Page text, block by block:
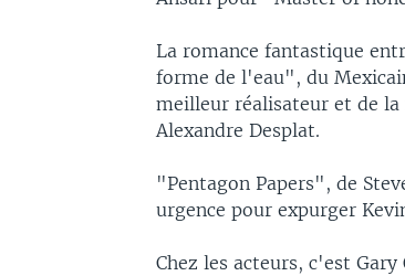
La romance fantastique
forme de l'eau", du
meilleur réalisateur et de
Alexandre Desplat.
"Pentagon Papers", de
urgence pour expurger
Chez les acteurs, c'est